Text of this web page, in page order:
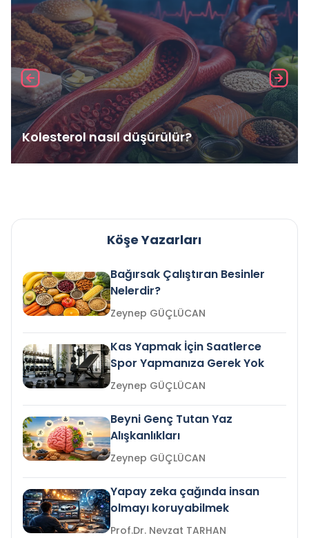
Kolesterol nasıl düşürülür?
Köşe Yazarları
Bağırsak Çalıştıran Besinler
Nelerdir?
Zeynep GÜÇLÜCAN
Kas Yapmak İçin Saatlerce
Spor Yapmanıza Gerek Yok
Zeynep GÜÇLÜCAN
Beyni Genç Tutan Yaz
Alışkanlıkları
Zeynep GÜÇLÜCAN
Yapay zeka çağında insan
olmayı koruyabilmek
Prof.Dr. Nevzat TARHAN